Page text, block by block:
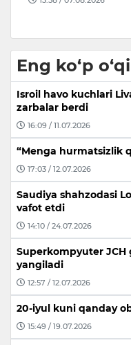
Eng ko‘p
Isroil havo kuchlari
zarbalar berdi
16:09 / 11.07.2026
“Menga hurmatsizlik
17:03 / 12.07.2026
Saudiya shahzodasi
vafot etdi
14:10 / 24.07.2026
Superkompyuter
yangiladi
12:57 / 12.07.2026
20-iyul kuni qanday
15:49 / 19.07.2026